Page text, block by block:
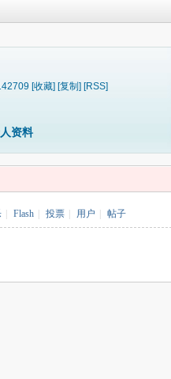
[收藏] [复制] [RSS]
资料
Flash 投票 用户 帖子